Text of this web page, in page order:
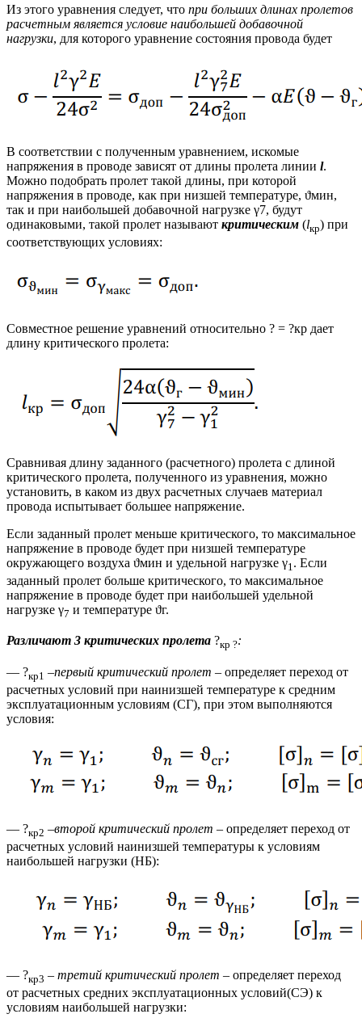
Из этого уравнения следует, что при больших длинах пролетов
расчетным является условие наибольшей добавочной
нагрузки, для которого уравнение состояния провода будет
В соответствии с полученным уравнением, искомые
напряжения в проводе зависят от длины пролета линии l.
Можно подобрать пролет такой длины, при которой
напряжения в проводе, как при низшей температуре, ϑмин,
так и при наибольшей добавочной нагрузке γ7, будут
одинаковыми, такой пролет называют критическим (lкр) при
соответствующих условиях:
Совместное решение уравнений относительно ? = ?кр дает
длину критического пролета:
Сравнивая длину заданного (расчетного) пролета с длиной
критического пролета, полученного из уравнения, можно
установить, в каком из двух расчетных случаев материал
провода испытывает большее напряжение.
Если заданный пролет меньше критического, то максимальное
напряжение в проводе будет при низшей температуре
окружающего воздуха ϑмин и удельной нагрузке γ1. Если
заданный пролет больше критического, то максимальное
напряжение в проводе будет при наибольшей удельной
нагрузке γ7 и температуре ϑг.
Различают 3 критических пролета ?кр ?:
— ?кр1 –первый критический пролет – определяет переход от
расчетных условий при наинизшей температуре к средним
эксплуатационным условиям (СГ), при этом выполняются
условия:
— ?кр2 –второй критический пролет – определяет переход от
расчетных условий наинизшей температуры к условиям
наибольшей нагрузки (НБ):
— ?кр3 – третий критический пролет – определяет переход
от расчетных средних эксплуатационных условий(СЭ) к
условиям наибольшей нагрузки: